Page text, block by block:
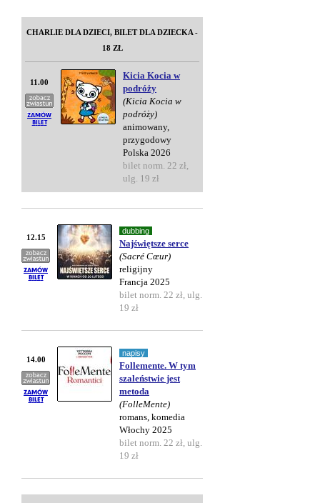
CHARLIE DLA DZIECI, BILET DLA DZIECKA -
18 ZŁ
11.00
Kicia Kocia w
podróży
(Kicia Kocia w
podróży)
animowany,
przygodowy
Polska 2026
bilet norm. 22 zł,
ulg. 19 zł
12.15
dubbing
Najświętsze serce
(Sacré Cœur)
religijny
Francja 2025
bilet norm. 22 zł, ulg.
19 zł
14.00
napisy
Follemente. W tym
szaleństwie jest
metoda
(FolleMente)
romans, komedia
Włochy 2025
bilet norm. 22 zł, ulg.
19 zł